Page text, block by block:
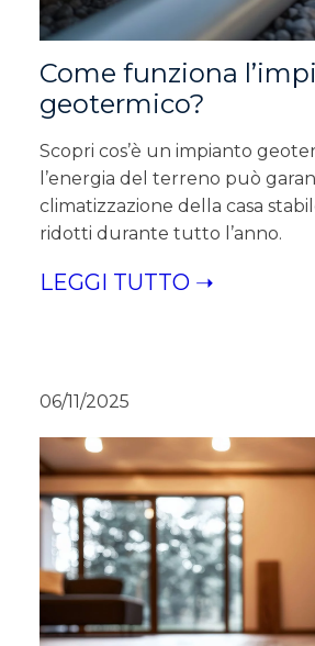
Come funziona
geotermico?
Scopri cos’è un impianto
l’energia del terreno può
climatizzazione della casa
ridotti durante tutto l’anno.
LEGGI TUTTO ➝
06/11/2025